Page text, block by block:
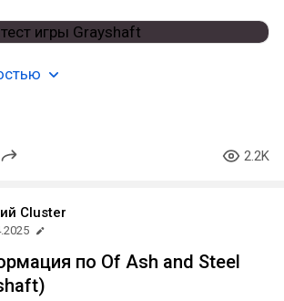
2.2K
Cluster
по Of Ash and Steel